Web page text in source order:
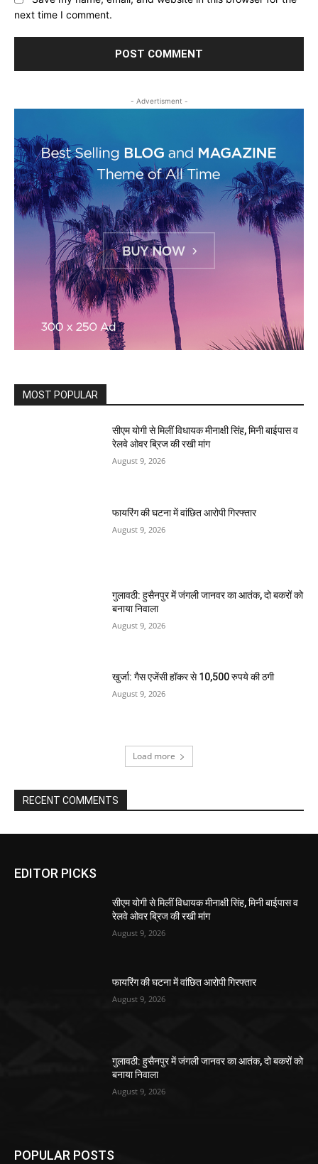
next time I comment.
- Advertisment -
MOST POPULAR
सीएम योगी से मिलीं विधायक मीनाक्षी सिंह, मिनी बाईपास व
रेलवे ओवर ब्रिज की रखी मांग
August 9, 2026
फायरिंग की घटना में वांछित आरोपी गिरफ्तार
August 9, 2026
गुलावठी: हुसैनपुर में जंगली जानवर का आतंक, दो बकरों को
बनाया निवाला
August 9, 2026
खुर्जा: गैस एजेंसी हॉकर से 10,500 रुपये की ठगी
August 9, 2026
Load more
RECENT COMMENTS
EDITOR PICKS
सीएम योगी से मिलीं विधायक मीनाक्षी सिंह, मिनी बाईपास व
रेलवे ओवर ब्रिज की रखी मांग
August 9, 2026
फायरिंग की घटना में वांछित आरोपी गिरफ्तार
August 9, 2026
गुलावठी: हुसैनपुर में जंगली जानवर का आतंक, दो बकरों को
बनाया निवाला
August 9, 2026
POPULAR POSTS